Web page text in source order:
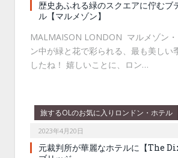
歴史あふれる緑のスクエアに佇むブ
ル【マルメゾン】
MALMAISON LONDON マルメゾン
ン中が緑と花で彩られる、最も美しい
したね！ 嬉しいことに、ロン…
旅するOLのお気に入りロンドン・ホテル
2023年4月20日
元裁判所が華麗なホテルに【The